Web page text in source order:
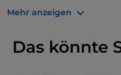
Mehr anzeigen
Das könnte